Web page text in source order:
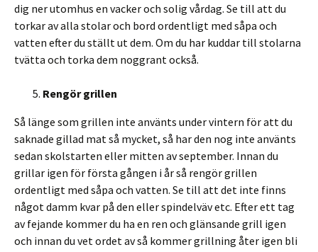
dig ner utomhus en vacker och solig vårdag. Se till att du
torkar av alla stolar och bord ordentligt med såpa och
vatten efter du ställt ut dem. Om du har kuddar till stolarna
tvätta och torka dem noggrant också.
Rengör grillen
Så länge som grillen inte använts under vintern för att du
saknade gillad mat så mycket, så har den nog inte använts
sedan skolstarten eller mitten av september. Innan du
grillar igen för första gången i år så rengör grillen
ordentligt med såpa och vatten. Se till att det inte finns
något damm kvar på den eller spindelväv etc. Efter ett tag
av fejande kommer du ha en ren och glänsande grill igen
och innan du vet ordet av så kommer grillning åter igen bli